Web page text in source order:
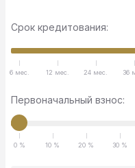
Срок кредитования:
6 мес. 12 мес. 24 мес. 36
Первоначальный взнос:
0 % 10 % 20 % 30 %